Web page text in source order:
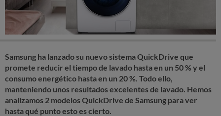
Samsung ha lanzado su nuevo sistema QuickDrive que
promete reducir el tiempo de lavado hasta en un 50 % y el
consumo energético hasta en un 20 %. Todo ello,
manteniendo unos resultados excelentes de lavado. Hemos
analizamos 2 modelos QuickDrive de Samsung para ver
hasta qué punto esto es cierto.